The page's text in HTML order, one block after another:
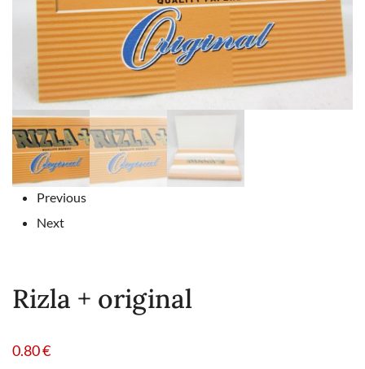
Previous
Next
Rizla + original
0.80€